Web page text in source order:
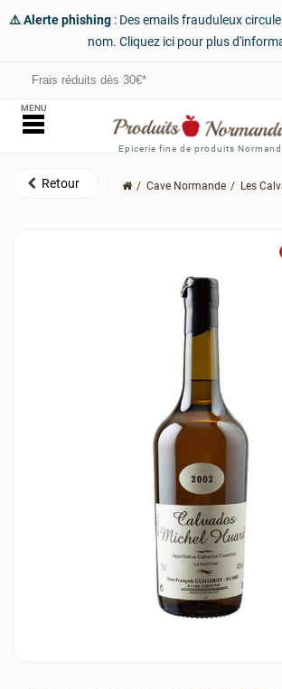
⚠️ Alerte phishing : Des emails frauduleux
nom. Cliquez ici pour plus
Frais réduits dès 30€*
Epicerie fine de produits
MENU
Cave Normande Les